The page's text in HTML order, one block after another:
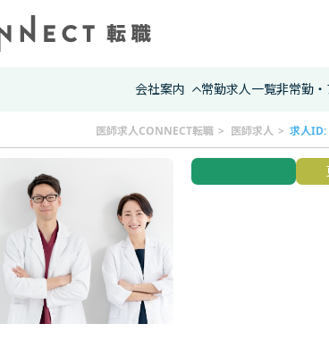
会社案内 常勤求人一覧非常勤
医師求人CONNECT転職 医師求人 求人ID: